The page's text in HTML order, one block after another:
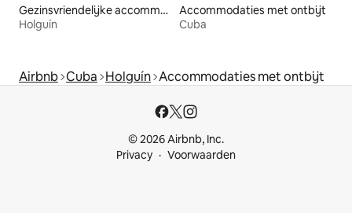
Gezinsvriendelijke accommodaties
Holguín
Accommodaties met ontbijt
Cuba
Airbnb Cuba Holguín Accommodaties met ontbijt
© 2026 Airbnb, Inc.
Privacy
Voorwaarden